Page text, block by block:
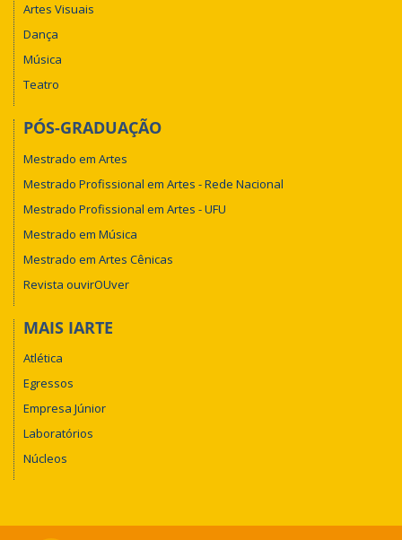
Artes Visuais
Dança
Música
Teatro
PÓS-GRADUAÇÃO
Mestrado em Artes
Mestrado Profissional em Artes - Rede Nacional
Mestrado Profissional em Artes - UFU
Mestrado em Música
Mestrado em Artes Cênicas
Revista ouvirOUver
MAIS IARTE
Atlética
Egressos
Empresa Júnior
Laboratórios
Núcleos